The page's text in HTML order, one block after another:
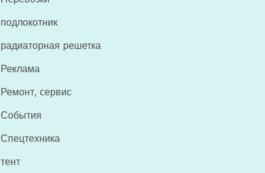
подлокотник
радиаторная решетка
Реклама
Ремонт, сервис
События
Спецтехника
тент